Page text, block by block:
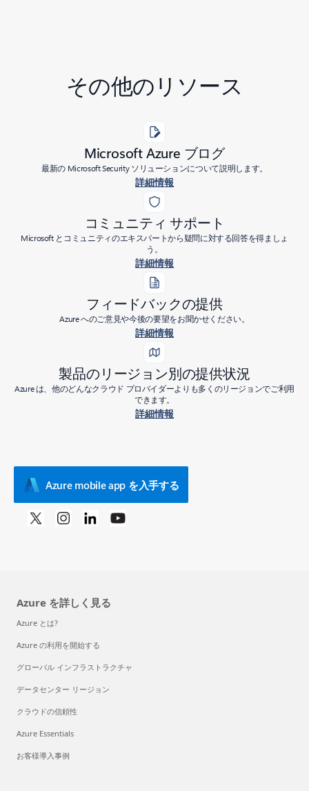
その他のリソース
Microsoft Azure ブログ
最新の Microsoft Security ソリューションについて説明します。
詳細情報
コミュニティ サポート
Microsoft とコミュニティのエキスパートから疑問に対する回答を得ましょ
う。
詳細情報
フィードバックの提供
Azure へのご意見や今後の要望をお聞かせください。
詳細情報
製品のリージョン別の提供状況
Azure は、他のどんなクラウド プロバイダーよりも多くのリージョンでご利用
できます。
詳細情報
Azure mobile app を入手する
Azure を詳しく見る
Azure とは?
Azure の利用を開始する
グローバル インフラストラクチャ
データセンター リージョン
クラウドの信頼性
Azure Essentials
お客様導入事例